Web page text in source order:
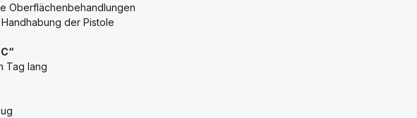
Oberflächenbehandlungen
der Pistole
Tag lang